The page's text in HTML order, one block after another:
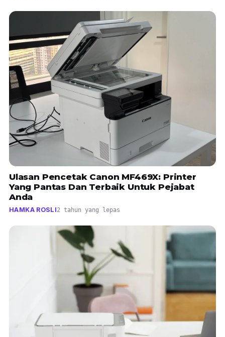
Ulasan Pencetak Canon MF469X: Printer
Yang Pantas Dan Terbaik Untuk Pejabat
Anda
HAMKA ROSLI2 tahun yang lepas